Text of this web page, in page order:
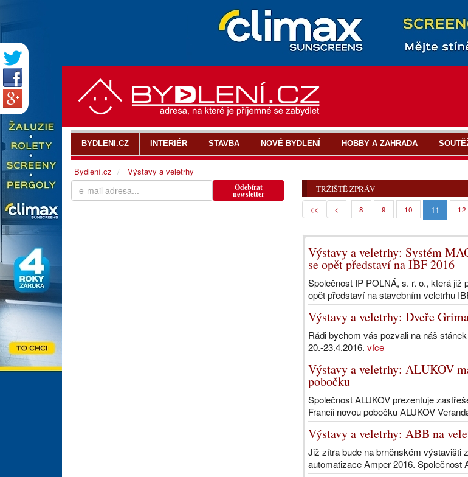
TRŽIŠTĚ ZPRÁV
<< < 8 9 10 11 12
Výstavy a veletrhy: Systém
se opět představí na IBF 2016
Společnost IP POLNÁ, s. r. o., která již
opět představí na stavebním veletrhu
Výstavy a veletrhy: Dveře
Rádi bychom vás pozvali na náš
20.-23.4.2016. více
Výstavy a veletrhy: ALUKOV
pobočku
Společnost ALUKOV prezentuje
Francii novou pobočku ALUKOV
Výstavy a veletrhy: ABB na
Již zítra bude na brněnském výstavišti
automatizace Amper 2016.
Odebírat
newsletter
BYDLENI.CZ INTERIÉR STAVBA NOVÉ BYDLENÍ HOBBY A ZAHRADA
Bydlení.cz Výstavy a veletrhy